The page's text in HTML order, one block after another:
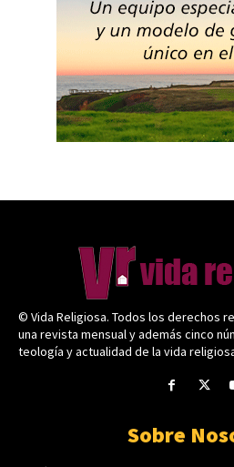
© Vida Religiosa. Todos los derechos
una revista mensual y además cinco
teología y actualidad de la vida
Sobre